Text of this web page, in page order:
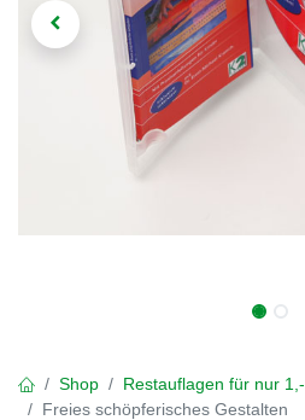
Shop
Restauflagen für nur 1,-
Freies schöpferisches Gestalten